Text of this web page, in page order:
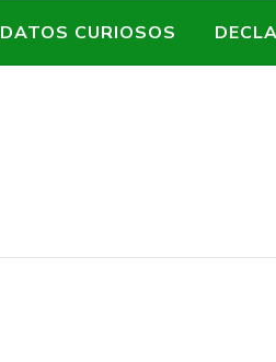
DATOS CURIOSOS